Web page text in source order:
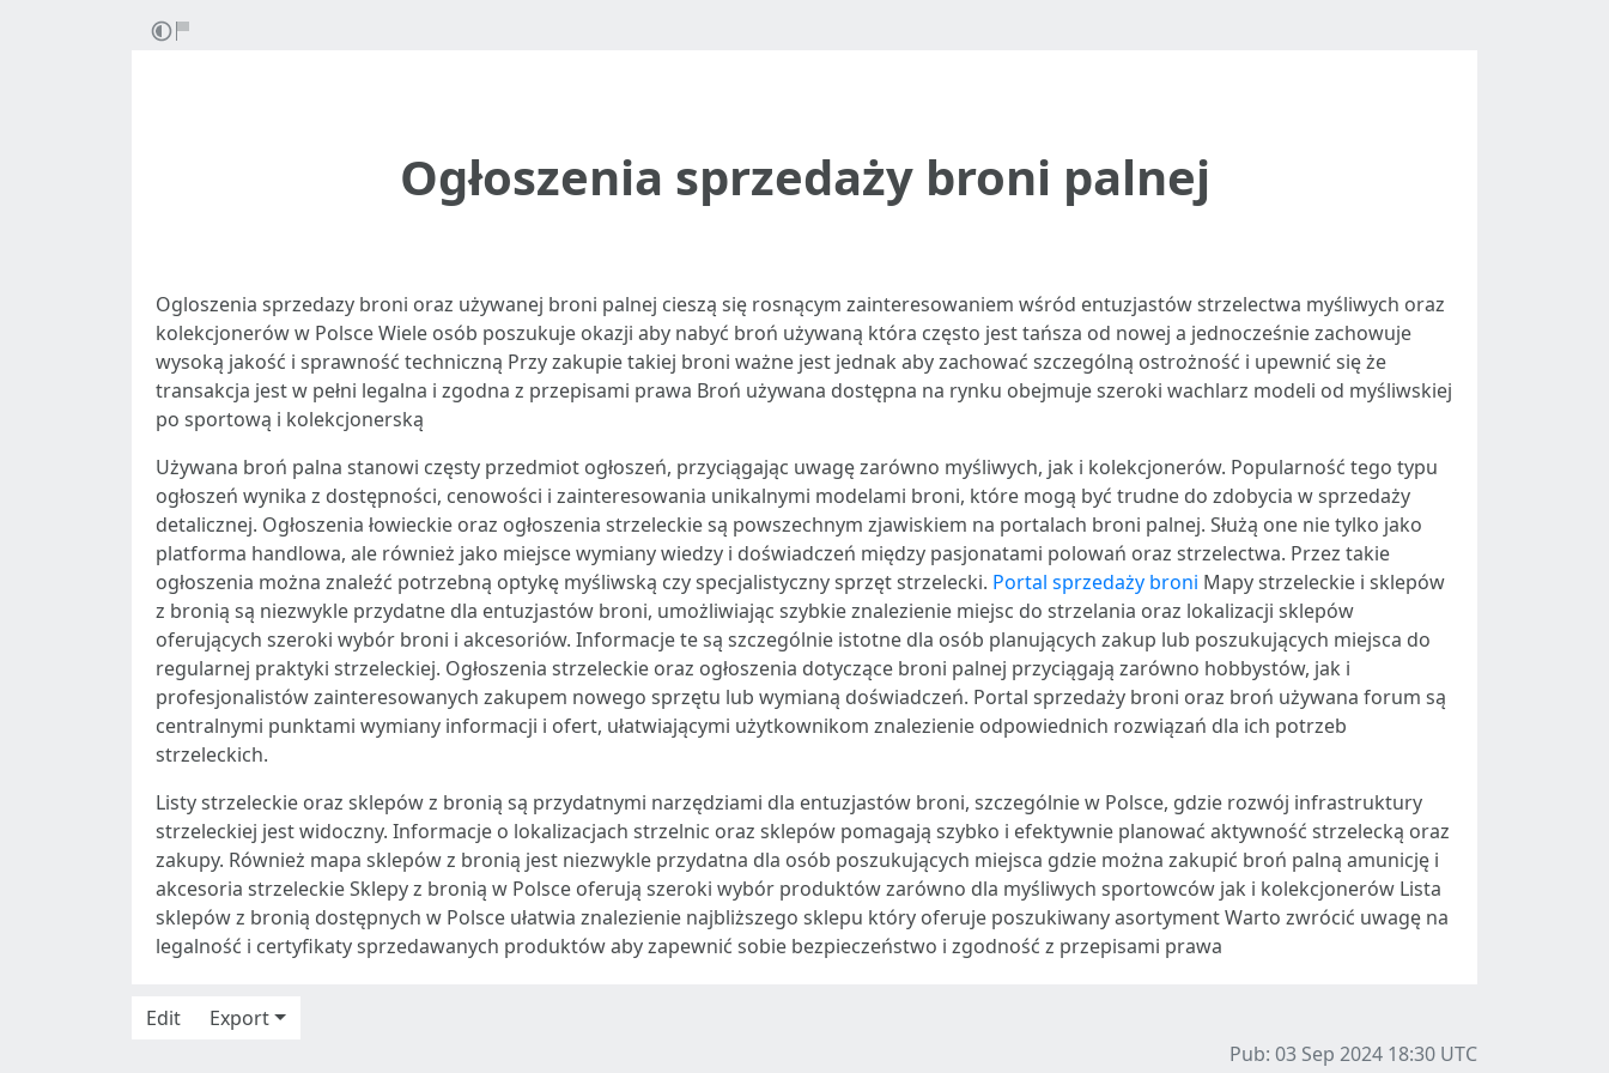
Ogłoszenia sprzedaży broni palnej
Ogloszenia sprzedazy broni oraz używanej broni palnej cieszą się rosnącym zainteresowaniem wśród entuzjastów strzelectwa myśliwych oraz
kolekcjonerów w Polsce Wiele osób poszukuje okazji aby nabyć broń używaną która często jest tańsza od nowej a jednocześnie zachowuje
wysoką jakość i sprawność techniczną Przy zakupie takiej broni ważne jest jednak aby zachować szczególną ostrożność i upewnić się że
transakcja jest w pełni legalna i zgodna z przepisami prawa Broń używana dostępna na rynku obejmuje szeroki wachlarz modeli od myśliwskiej
po sportową i kolekcjonerską
Używana broń palna stanowi częsty przedmiot ogłoszeń, przyciągając uwagę zarówno myśliwych, jak i kolekcjonerów. Popularność tego typu
ogłoszeń wynika z dostępności, cenowości i zainteresowania unikalnymi modelami broni, które mogą być trudne do zdobycia w sprzedaży
detalicznej. Ogłoszenia łowieckie oraz ogłoszenia strzeleckie są powszechnym zjawiskiem na portalach broni palnej. Służą one nie tylko jako
platforma handlowa, ale również jako miejsce wymiany wiedzy i doświadczeń między pasjonatami polowań oraz strzelectwa. Przez takie
ogłoszenia można znaleźć potrzebną optykę myśliwską czy specjalistyczny sprzęt strzelecki. Portal sprzedaży broni Mapy strzeleckie i sklepów
z bronią są niezwykle przydatne dla entuzjastów broni, umożliwiając szybkie znalezienie miejsc do strzelania oraz lokalizacji sklepów
oferujących szeroki wybór broni i akcesoriów. Informacje te są szczególnie istotne dla osób planujących zakup lub poszukujących miejsca do
regularnej praktyki strzeleckiej. Ogłoszenia strzeleckie oraz ogłoszenia dotyczące broni palnej przyciągają zarówno hobbystów, jak i
profesjonalistów zainteresowanych zakupem nowego sprzętu lub wymianą doświadczeń. Portal sprzedaży broni oraz broń używana forum są
centralnymi punktami wymiany informacji i ofert, ułatwiającymi użytkownikom znalezienie odpowiednich rozwiązań dla ich potrzeb
strzeleckich.
Listy strzeleckie oraz sklepów z bronią są przydatnymi narzędziami dla entuzjastów broni, szczególnie w Polsce, gdzie rozwój infrastruktury
strzeleckiej jest widoczny. Informacje o lokalizacjach strzelnic oraz sklepów pomagają szybko i efektywnie planować aktywność strzelecką oraz
zakupy. Również mapa sklepów z bronią jest niezwykle przydatna dla osób poszukujących miejsca gdzie można zakupić broń palną amunicję i
akcesoria strzeleckie Sklepy z bronią w Polsce oferują szeroki wybór produktów zarówno dla myśliwych sportowców jak i kolekcjonerów Lista
sklepów z bronią dostępnych w Polsce ułatwia znalezienie najbliższego sklepu który oferuje poszukiwany asortyment Warto zwrócić uwagę na
legalność i certyfikaty sprzedawanych produktów aby zapewnić sobie bezpieczeństwo i zgodność z przepisami prawa
Edit
Export
Pub: 03 Sep 2024 18:30 UTC